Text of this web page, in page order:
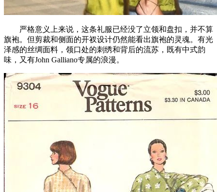
严格意义上来说，这条礼服已经没了立领和盘扣，并不算
旗袍。但剪裁和侧面的开衩设计仍然能看出旗袍的灵魂。有光
泽感的丝绸面料，领口处的刺绣和背后的流苏，既有中式韵
味，又有John Galliano专属的浪漫。